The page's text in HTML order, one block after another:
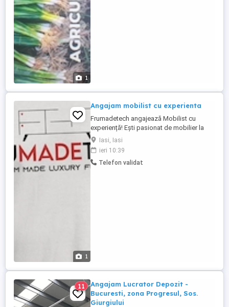
1
1
Angajam mobilist cu experienta
Frumadetech angajează Mobilist cu
experiență! Ești pasionat de mobilier la
comandă și ai experiență în domeniu?
Alătură-te echipei Frumadetech! Cerințe:
Experiență în realizarea și montajul
mobilierului; Seriozitate, responsabilitate
Iasi, Iasi
ieri 10:39
Telefon validat
11
Angajam Lucrator Depozit -
Bucuresti, zona Progresul, Sos.
Giurgiului